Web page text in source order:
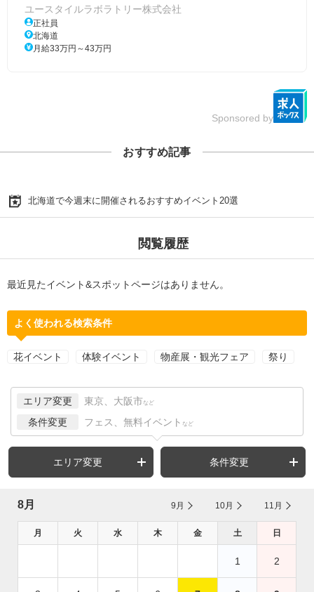
ユースタイルラボラトリー株式会社
正社員
北海道
月給33万円～43万円
Sponsored by
おすすめ記事
北海道で今週末に開催されるおすすめイベント20選
閲覧履歴
最近見たイベント&スポットページはありません。
よく使われる検索条件
花イベント 体験イベント 物産展・観光フェア 祭り
エリア変更 東京、大阪市 など
条件変更 フェス、無料イベント など
エリア変更 条件変更
8月 9月 10月 11月
月 火 水 木 金 土 日
1 2